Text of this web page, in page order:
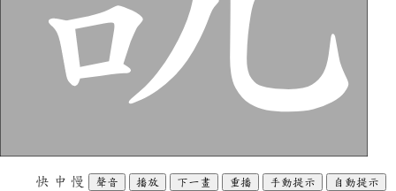
快 中 慢 聲音 播放 下一畫 重播 手動提示 自動提示